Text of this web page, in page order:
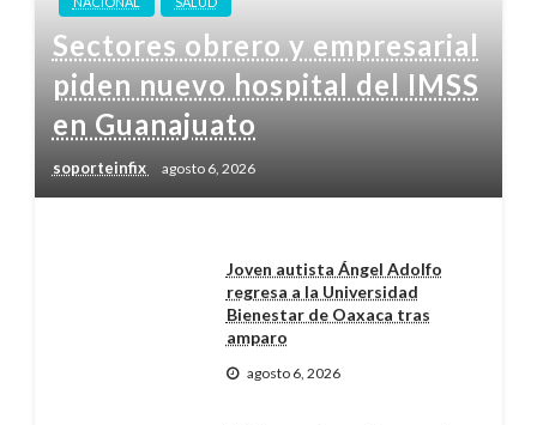
Sectores obrero y empresarial
piden nuevo hospital del IMSS
en Guanajuato
soporteinfix agosto 6, 2026
Joven autista Ángel Adolfo
regresa a la Universidad
Bienestar de Oaxaca tras
amparo
agosto 6, 2026